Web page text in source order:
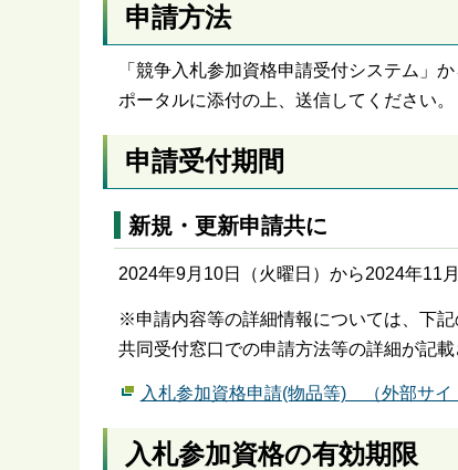
申請方法
「競争入札参加資格申請受付システム」
ポータルに添付の上、送信してください
申請受付期間
新規・更新申請共に
2024年9月10日（火曜日）から2024年11
※申請内容等の詳細情報については、下記
共同受付窓口での申請方法等の詳細が記
入札参加資格申請(物品等) （外部サイ
入札参加資格の有効期限